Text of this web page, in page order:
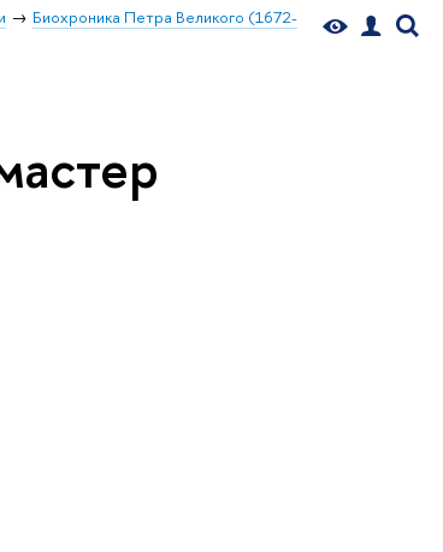
Биохроника Петра Великого (1672-